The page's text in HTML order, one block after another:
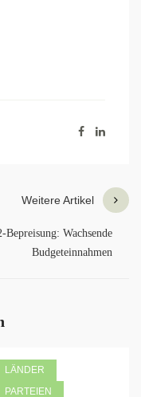
Weitere Artikel
Bepreisung: Wachsende
Budgeteinnahmen
LÄNDER
PARTEIEN